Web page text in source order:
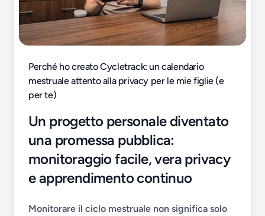
Perché ho creato Cycletrack: un calendario
mestruale attento alla privacy per le mie figlie (e
per te)
Un progetto personale diventato
una promessa pubblica:
monitoraggio facile, vera privacy
e apprendimento continuo
Monitorare il ciclo mestruale non significa solo